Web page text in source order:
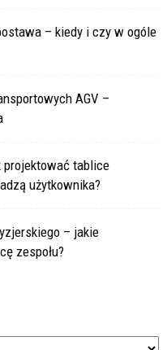
– kiedy i czy w ogóle
AGV –
tablice
użytkownika?
– jakie
zespołu?